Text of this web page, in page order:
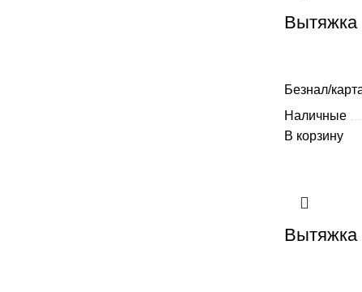
Вытяжка
Безнал/
Наличные
В корзину
Вытяжка